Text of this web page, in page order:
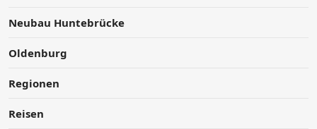
Neubau Huntebrücke
Oldenburg
Regionen
Reisen